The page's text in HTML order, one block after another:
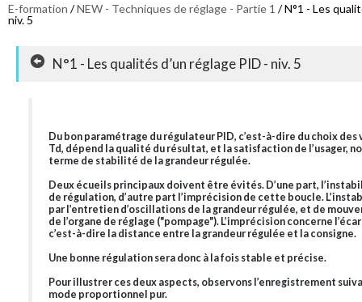
E-formation /NEW - Techniques de réglage - Partie 1 / N°1 - Les
niv. 5
N°1 - Les qualités d’un réglage PID - niv. 5
Du bon paramétrage du régulateur PID, c’est-à-dire du choix des
Td, dépend la qualité du résultat, et la satisfaction de l’usager,
terme de stabilité de la grandeur régulée.
Deux écueils principaux doivent être évités. D’une part,
de régulation, d’autre part l’imprécision de cette boucle.
par l’entretien d’oscillations de la grandeur régulée, et de
de l’organe de réglage ("pompage"). L’imprécision concerne
c’est-à-dire la distance entre la grandeur régulée et la consigne.
Une bonne régulation sera donc à la fois stable et précise.
Pour illustrer ces deux aspects, observons l’enregistrement
mode proportionnel pur.